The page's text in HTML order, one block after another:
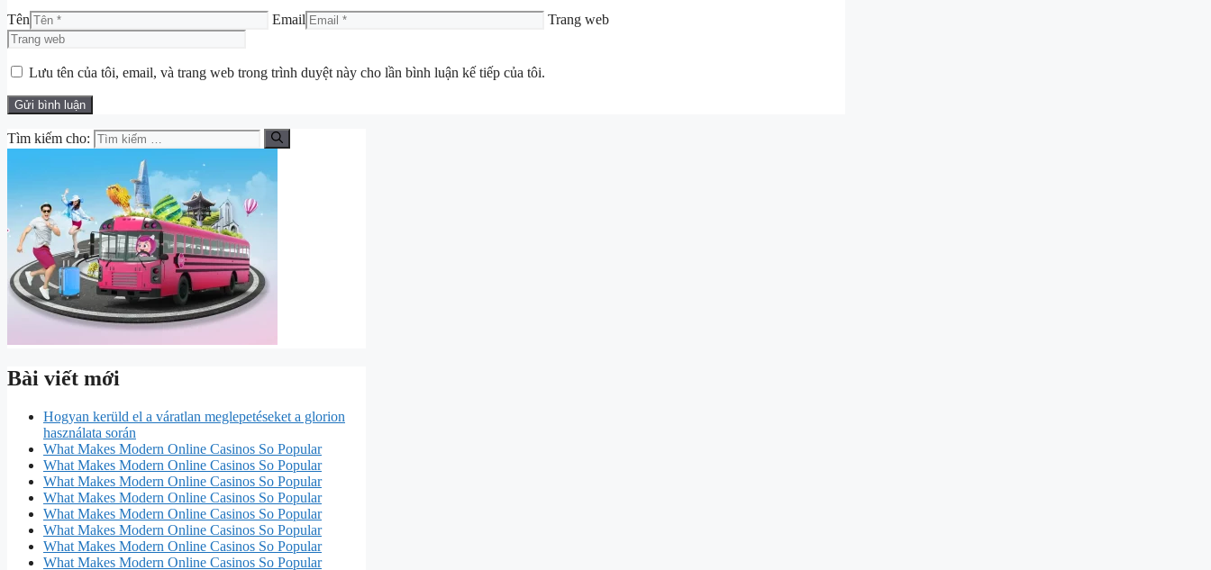
Tên Email Trang web
Lưu tên của tôi, email, và trang web trong trình duyệt này cho lần bình luận kế tiếp của tôi.
Tìm kiếm cho:
Bài viết mới
Hogyan kerüld el a váratlan meglepetéseket a glorion
használata során
What Makes Modern Online Casinos So Popular
What Makes Modern Online Casinos So Popular
What Makes Modern Online Casinos So Popular
What Makes Modern Online Casinos So Popular
What Makes Modern Online Casinos So Popular
What Makes Modern Online Casinos So Popular
What Makes Modern Online Casinos So Popular
What Makes Modern Online Casinos So Popular